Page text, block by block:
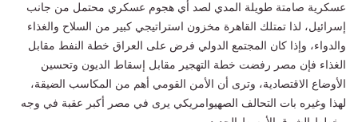
عسكرية صامتة طويلة المدي لصد أي هجوم عسكري محتمل من جانب
إسرائيل، لذا تمتلك القاهرة مخزون استراتيجي كبير من السلاح والغذاء
والدواء، وإذا كان المجتمع الدولي فرض على العراق خطة النفط مقابل
الغذاء فإن مصر رفضت خطة التهجير مقابل إسقاط الديون وتحسين
الأوضاع الاقتصادية، وترى أن الأمن القومي أهم من المكاسب الضيقة،
لهذا وغيره بات التحالف الصهيوامريكي يرى في مصر أكبر عقبة في وجه